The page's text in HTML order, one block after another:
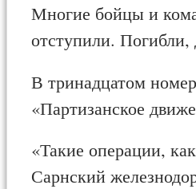
Многие бойцы и
отступили. Погибли,
В тринадцатом
«Партизанское
«Такие операции,
Сарнский